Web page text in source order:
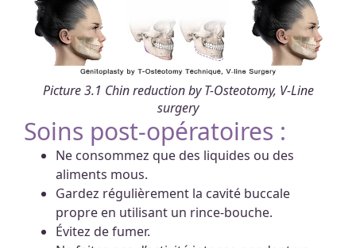
Picture 3.1 Chin reduction by T-Osteotomy, V-Line
surgery
Soins post-opératoires :
Ne consommez que des liquides ou des
aliments mous.
Gardez régulièrement la cavité buccale
propre en utilisant un rince-bouche.
Évitez de fumer.